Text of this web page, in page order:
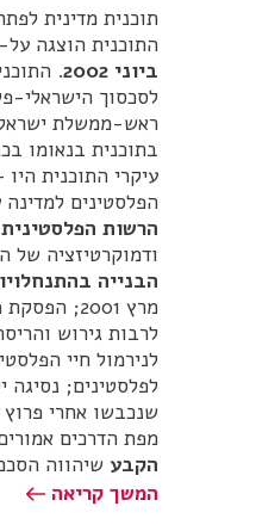
תוכנית מדינית
התוכנית הוצגה על-
ביוני 2002
.
לסכסוך הישראלי-
ראש-ממשלת
עיקרי התוכנית היו
הפלסטינים
הרשות
ודמוקרטיזציה של
הבנייה
מרץ 2001;
לרבות גירוש
לנירמול חיי
לפלסטינים; נסיגה
שנכבשו אחרי
מפת הדרכים
הקבע שיהווה
המשך קריאה